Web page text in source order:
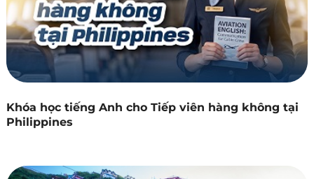
Khóa học tiếng Anh cho Tiếp viên hàng không tại
Philippines